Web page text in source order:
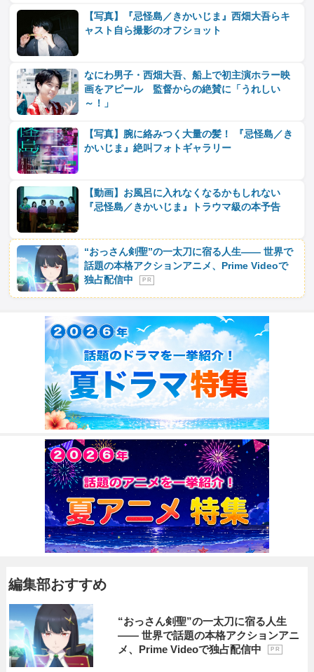
【写真】『忌怪島／きかいじま』西畑大吾らキ
ャスト自ら撮影のオフショット
なにわ男子・西畑大吾、船上で初主演ホラー映
画をアピール 監督からの絶賛に「うれしい
～！」
【写真】腕に絡みつく大量の髪！ 『忌怪島／き
かいじま』絶叫フォトギャラリー
【動画】お風呂に入れなくなるかもしれない
『忌怪島／きかいじま』トラウマ級の本予告
“おっさん剣聖”の一太刀に宿る人生―― 世界で
話題の本格アクションアニメ、Prime Videoで
独占配信中
P R
編集部おすすめ
“おっさん剣聖”の一太刀に宿る人生
―― 世界で話題の本格アクションアニ
メ、Prime Videoで独占配信中
P R